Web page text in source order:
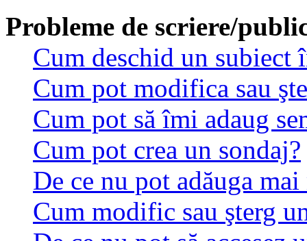
Probleme de scriere/
Cum deschid un subiect
Cum pot modifica sau
Cum pot să îmi adaug
Cum pot crea un sondaj?
De ce nu pot adăuga
Cum modific sau şterg